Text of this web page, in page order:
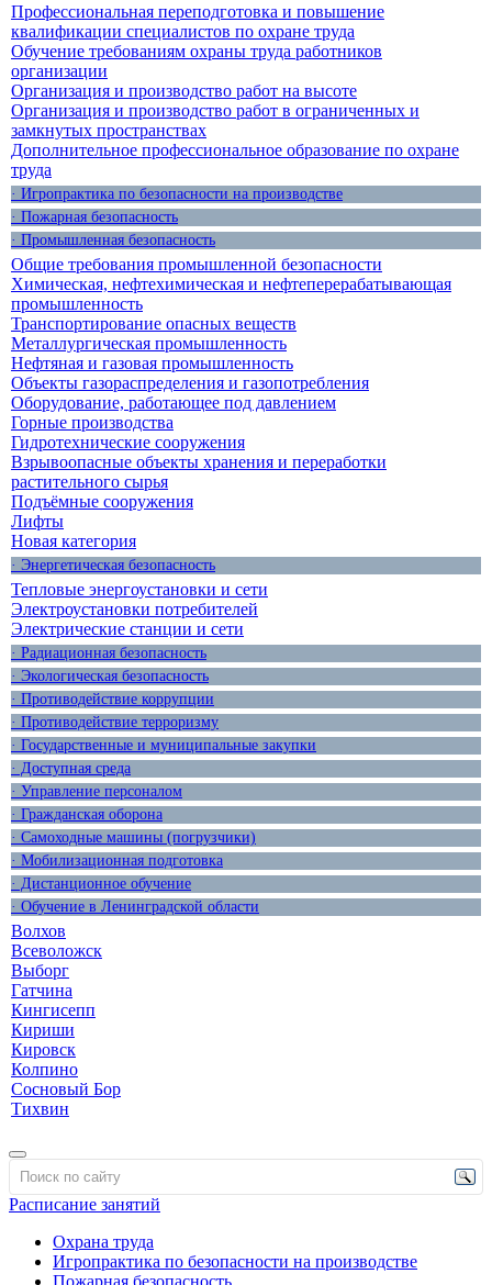
Профессиональная переподготовка и повышение
квалификации специалистов по охране труда
Обучение требованиям охраны труда работников
организации
Организация и производство работ на высоте
Организация и производство работ в ограниченных и
замкнутых пространствах
Дополнительное профессиональное образование по охране
труда
· Игропрактика по безопасности на производстве
· Пожарная безопасность
· Промышленная безопасность
Общие требования промышленной безопасности
Химическая, нефтехимическая и нефтеперерабатывающая
промышленность
Транспортирование опасных веществ
Металлургическая промышленность
Нефтяная и газовая промышленность
Объекты газораспределения и газопотребления
Оборудование, работающее под давлением
Горные производства
Гидротехнические сооружения
Взрывоопасные объекты хранения и переработки
растительного сырья
Подъёмные сооружения
Лифты
Новая категория
· Энергетическая безопасность
Тепловые энергоустановки и сети
Электроустановки потребителей
Электрические станции и сети
· Радиационная безопасность
· Экологическая безопасность
· Противодействие коррупции
· Противодействие терроризму
· Государственные и муниципальные закупки
· Доступная среда
· Управление персоналом
· Гражданская оборона
· Самоходные машины (погрузчики)
· Мобилизационная подготовка
· Дистанционное обучение
· Обучение в Ленинградской области
Волхов
Всеволожск
Выборг
Гатчина
Кингисепп
Кириши
Кировск
Колпино
Сосновый Бор
Тихвин
Расписание занятий
Охрана труда
Игропрактика по безопасности на производстве
Пожарная безопасность